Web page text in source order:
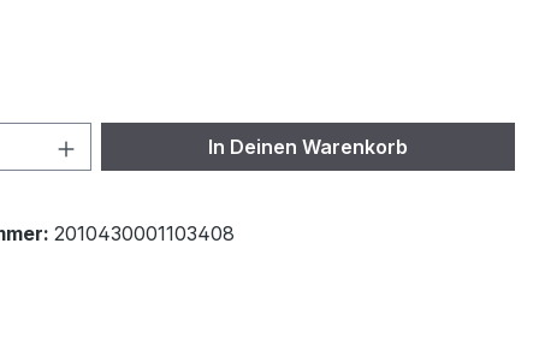
Anzahl: Gib den gewünschten Wert
In Deinen Warenkorb
2010430001103408